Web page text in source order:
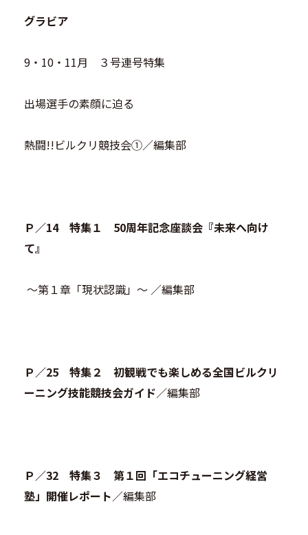
グラビア
9・10・11月 ３号連号特集
出場選手の素顔に迫る
熱闘!!ビルクリ競技会①／編集部
Ｐ／14 特集１ 50周年記念座談会『未来へ向け
て』
～第１章「現状認識」～ ／編集部
Ｐ／25 特集２ 初観戦でも楽しめる全国ビルクリ
ーニング技能競技会ガイド／編集部
Ｐ／32 特集３ 第１回「エコチューニング経営
塾」開催レポート／編集部